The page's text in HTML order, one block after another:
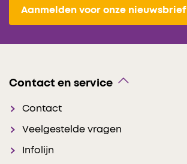
Aanmelden voor onze nieuwsbrief
Contact en service
Contact
Veelgestelde vragen
Infolijn